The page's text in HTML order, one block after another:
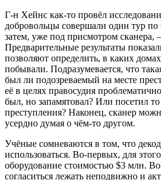
Г-н Хейнс как-то провёл
добровольцы совершали один тур
затем, уже под присмотром сканера,
Предварительные результаты
позволяют определить, в каких
побывали. Подразумевается, что
был ли подозреваемый на месте
её в целях правосудия
был, но запамятовал? Или посетил
преступления? Наконец, сканер
усердно думая о чём-то другом.
Учёные сомневаются в том, что
использоваться. Во-первых, для
оборудование стоимостью $3 млн.
согласиться лежать неподвижно и